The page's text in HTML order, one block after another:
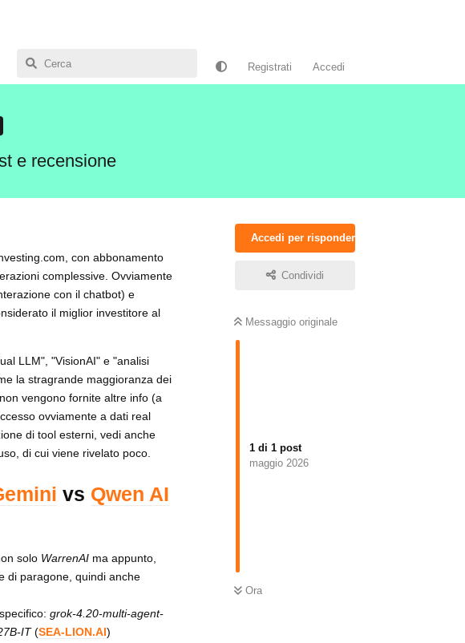
Registrati Accedi
e recensione
Accedi per rispondere
Condividi
Messaggio originale
1 di 1 post
maggio 2026
Ora
con abbonamento
complessive. Ovviamente
con il chatbot) e
il miglior investitore al
LLM", "VisionAI" e "analisi
la stragrande maggioranza dei
vengono fornite altre info (a
ovviamente a dati real
di tool esterni, vedi anche
di cui viene rivelato poco.
vs Qwen AI
solo WarrenAI ma appunto,
di paragone, quindi anche
grok-4.20-multi-agent-
IT(SEA-LION.AI)